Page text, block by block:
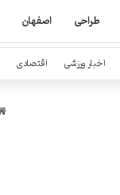
طراحی اصفهان
اخبار ورزشی اقتصادی